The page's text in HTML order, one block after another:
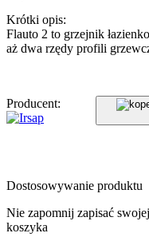
Krótki opis:
Flauto 2 to grzejnik
aż dwa rzędy profili
Producent:
Dostosowywanie produktu
Nie zapomnij zapisać
koszyka